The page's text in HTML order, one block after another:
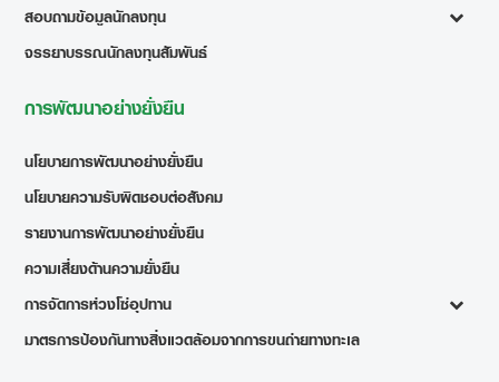
สอบถามข้อมูลนักลงทุน
จรรยาบรรณนักลงทุนสัมพันธ์
การพัฒนาอย่างยั่งยืน
นโยบายการพัฒนาอย่างยั่งยืน
นโยบายความรับผิดชอบต่อสังคม
รายงานการพัฒนาอย่างยั่งยืน
ความเสี่ยงด้านความยั่งยืน
การจัดการห่วงโซ่อุปทาน
มาตรการป้องกันทางสิ่งแวดล้อมจากการขนถ่ายทางทะเล